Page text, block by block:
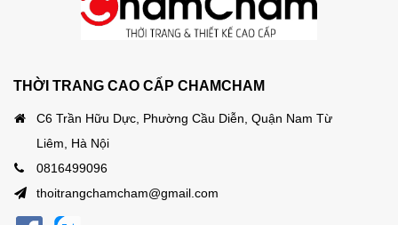
THỜI TRANG CAO CẤP CHAMCHAM
C6 Trần Hữu Dực, Phường Cầu Diễn, Quận Nam Từ
Liêm, Hà Nội
0816499096
thoitrangchamcham@gmail.com